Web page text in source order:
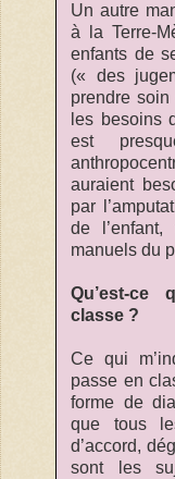
Un autre
à la Terre-
enfants de
(« des
prendre soin
les besoins
est
auraient
par
de
manuels du
Qu’est-
classe ?
Ce qui
passe en
forme de
que tous
d’accord,
sont les